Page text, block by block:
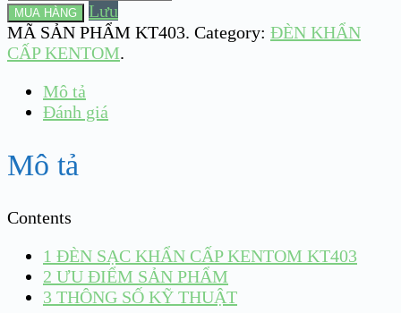
MUA HÀNG
Lưu
MÃ SẢN PHẨM KT403. Category: ĐÈN KHẨN
CẤP KENTOM.
Mô tả
Đánh giá
Mô tả
Contents
1 ĐÈN SẠC KHẨN CẤP KENTOM KT403
2 ƯU ĐIỂM SẢN PHẨM
3 THÔNG SỐ KỸ THUẬT